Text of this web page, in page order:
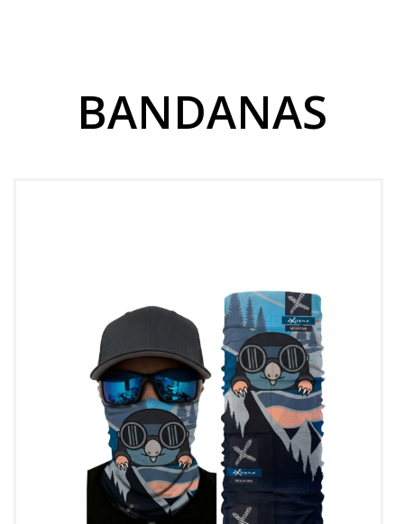
BANDANAS